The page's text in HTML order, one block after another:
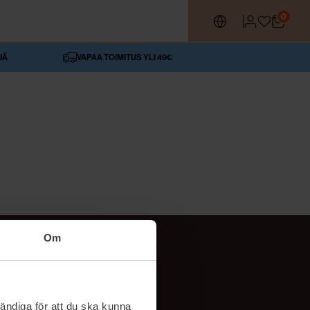
Om
för att du ska kunna
0
VAPAA TOIMITUS YLI 49€
SEURAA MEITÄ